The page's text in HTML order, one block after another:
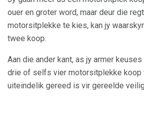
ouer en groter word, maar deur die
motorsitplekke te kies, kan jy
twee koop.
Aan die ander kant, as jy armer
drie of selfs vier motorsitplekke koop
uiteindelik gereed is vir gereelde